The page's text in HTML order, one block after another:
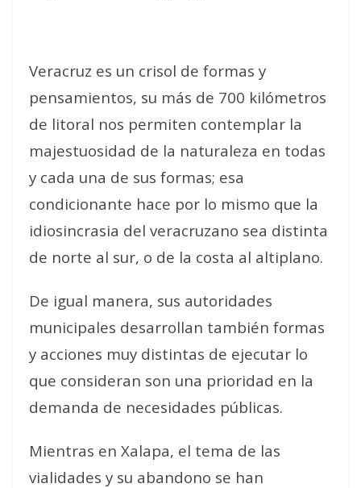
Veracruz es un crisol de formas y
pensamientos, su más de 700 kilómetros
de litoral nos permiten contemplar la
majestuosidad de la naturaleza en todas
y cada una de sus formas; esa
condicionante hace por lo mismo que la
idiosincrasia del veracruzano sea distinta
de norte al sur, o de la costa al altiplano.
De igual manera, sus autoridades
municipales desarrollan también formas
y acciones muy distintas de ejecutar lo
que consideran son una prioridad en la
demanda de necesidades públicas.
Mientras en Xalapa, el tema de las
vialidades y su abandono se han